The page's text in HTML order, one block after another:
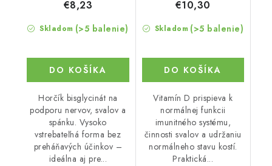
Skladom (>5 balenie)
€8,23
DO KOŠÍKA
Horčík bisglycinát na
podporu nervov, svalov a
spánku. Vysoko
vstrebateľná forma bez
preháňavých účinkov –
ideálna aj pre...
Skladom (>5 balenie)
€10,30
DO KOŠÍKA
Vitamín D prispieva k
normálnej funkcii
imunitného systému,
činnosti svalov a udržaniu
normálneho stavu kostí.
Praktická...